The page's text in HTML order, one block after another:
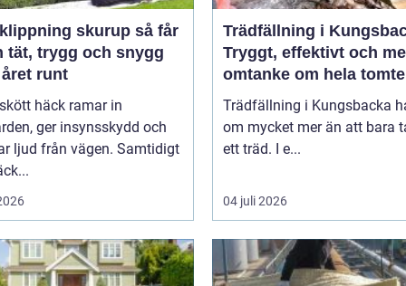
skurup så får
tät, trygg och snygg
runt
häck ramar in
ger insynsskydd och
ljud från vägen. Samtidigt
Trädfällning i
Tryggt, effektivt och
omtanke om hela
Trädfällning i Kungsbacka
om mycket mer än att bara
ett träd. I e...
04 juli 2026